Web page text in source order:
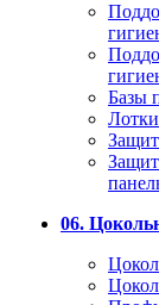
Базы
06.